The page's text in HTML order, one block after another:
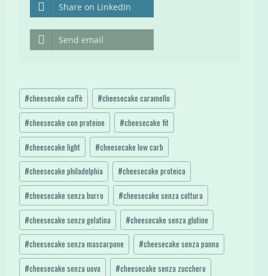
Share on LinkedIn
Send email
Tag
articolo:
#cheesecake caffè #cheesecake caramello
#cheesecake con proteine #cheesecake fit
#cheesecake light #cheesecake low carb
#cheesecake philadelphia #cheesecake proteica
#cheesecake senza burro #cheesecake senza cottura
#cheesecake senza gelatina #cheesecake senza glutine
#cheesecake senza mascarpone #cheesecake senza panna
#cheesecake senza uova #cheesecake senza zucchero